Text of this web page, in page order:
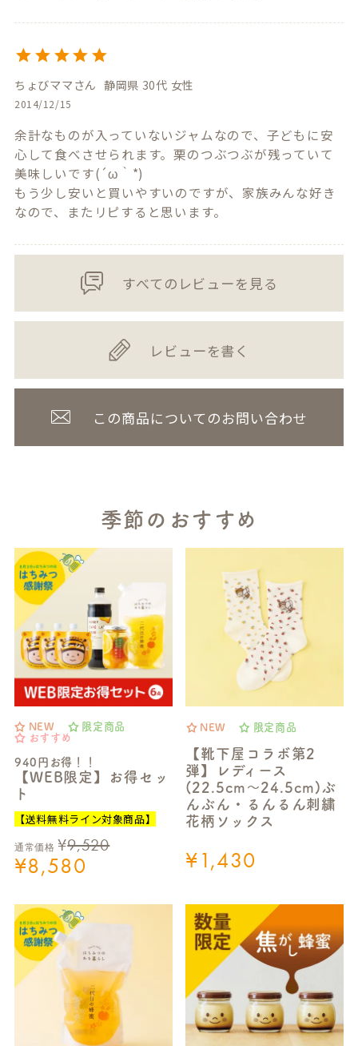
ちょびママ 静岡県 30代 女性
2014/12/15
余計なものが入っていないジャムなので、子どもに安
心して食べさせられます。栗のつぶつぶが残っていて
美味しいです(´ω｀*)
もう少し安いと買いやすいのですが、家族みんな好き
なので、またリピすると思います。
すべてのレビューを見る
レビューを書く
この商品についてのお問い合わせ
季節のおすすめ
NEW
限定商品
おすすめ
940円お得！！
【WEB限定】お得セッ
ト
【送料無料ライン対象商品】
通常価格 ¥9,520
¥8,580
NEW 限定商品
【靴下屋コラボ第2
弾】レディース
(22.5cm～24.5cm)ぶ
んぶん・るんるん刺繍
花柄ソックス
¥1,430